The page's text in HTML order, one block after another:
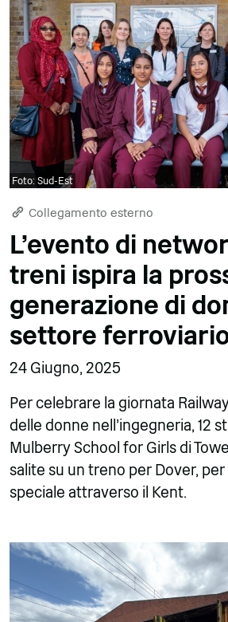
Foto: Sud-Est
Collegamento esterno
L'evento di
treni ispira la
generazione di
settore
24 Giugno, 2025
Per celebrare la giornata
delle donne nell'ingegneria, 12
Mulberry School for Girls di
salite su un treno per Dover,
speciale attraverso il Kent.